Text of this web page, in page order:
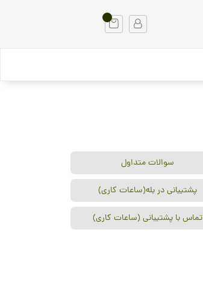
سوالات متداول
پشتیبانی در بله(ساعات کاری)
تماس با پشتیبانی (ساعات کاری)